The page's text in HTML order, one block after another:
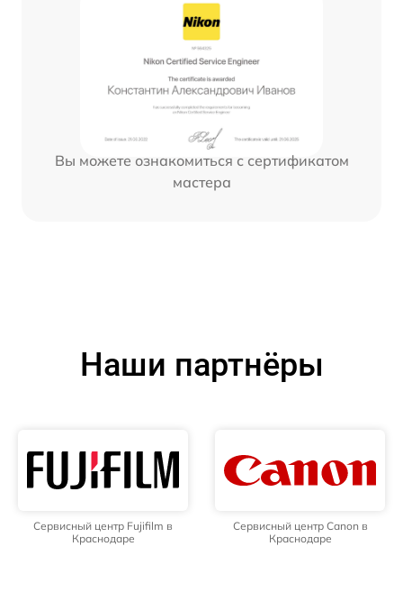
Вы можете ознакомиться с сертификатом
мастера
Наши партнёры
Сервисный центр Fujifilm в
Краснодаре
Сервисный центр Canon в
Краснодаре